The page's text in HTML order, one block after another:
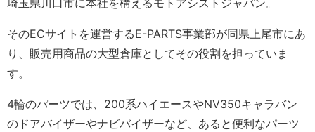
埼玉県川口市に本社を構えるモトアシストジャパン。
そのECサイトを運営するE-PARTS事業部が同県上尾市にあ
り、販売用商品の大型倉庫としてその役割を担っていま
す。
4輪のパーツでは、200系ハイエースやNV350キャラバン
のドアバイザーやナビバイザーなど、あると便利なパーツ